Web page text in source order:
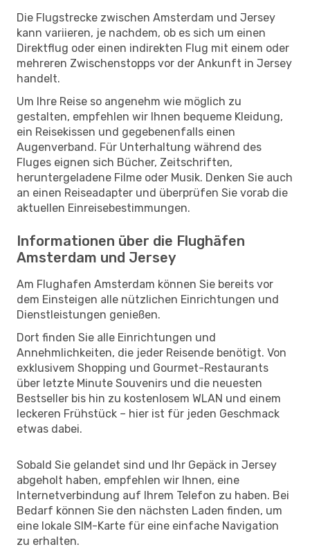
Die Flugstrecke zwischen Amsterdam und Jersey
kann variieren, je nachdem, ob es sich um einen
Direktflug oder einen indirekten Flug mit einem oder
mehreren Zwischenstopps vor der Ankunft in Jersey
handelt.
Um Ihre Reise so angenehm wie möglich zu
gestalten, empfehlen wir Ihnen bequeme Kleidung,
ein Reisekissen und gegebenenfalls einen
Augenverband. Für Unterhaltung während des
Fluges eignen sich Bücher, Zeitschriften,
heruntergeladene Filme oder Musik. Denken Sie auch
an einen Reiseadapter und überprüfen Sie vorab die
aktuellen Einreisebestimmungen.
Informationen über die Flughäfen
Amsterdam und Jersey
Am Flughafen Amsterdam können Sie bereits vor
dem Einsteigen alle nützlichen Einrichtungen und
Dienstleistungen genießen.
Dort finden Sie alle Einrichtungen und
Annehmlichkeiten, die jeder Reisende benötigt. Von
exklusivem Shopping und Gourmet-Restaurants
über letzte Minute Souvenirs und die neuesten
Bestseller bis hin zu kostenlosem WLAN und einem
leckeren Frühstück – hier ist für jeden Geschmack
etwas dabei.
Sobald Sie gelandet sind und Ihr Gepäck in Jersey
abgeholt haben, empfehlen wir Ihnen, eine
Internetverbindung auf Ihrem Telefon zu haben. Bei
Bedarf können Sie den nächsten Laden finden, um
eine lokale SIM-Karte für eine einfache Navigation
zu erhalten.